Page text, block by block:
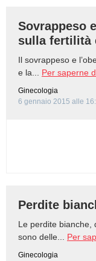
Sovrappeso
sulla fertilità
Il sovrappeso e
e la... Per saperne
Ginecologia
6 gennaio 2015 alle
Perdite
Le perdite bianche,
sono delle... Per
Ginecologia